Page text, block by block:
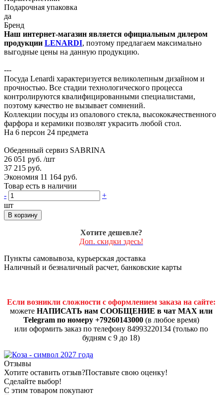
Подарочная упаковка
да
Бренд
Наш интернет-магазин является официальным дилером
продукции LENARDI, поэтому предлагаем максимально
выгодные цены на данную продукцию.
---
Посуда Lenardi характеризуется великолепным дизайном и
прочностью. Все стадии технологического процесса
контролируются квалифицированными специалистами,
поэтому качество не вызывает сомнений.
Коллекции посуды из опалового стекла, высококачественного
фарфора и керамики позволят украсить любой стол.
На 6 персон 24 предмета
Обеденный сервиз SABRINA
26 051 руб. /шт
37 215 руб.
Экономия 11 164 руб.
Товар есть в наличии
-
+
шт
В корзину
Хотите дешевле?
Доп. скидки здесь!
Пункты самовывоза, курьерская доставка
Наличный и безналичный расчет, банковские карты
Если возникли сложности с оформлением заказа на сайте:
можете НАПИСАТЬ нам СООБЩЕНИЕ в чат MAX или
Telegram по номеру +79260143000(в любое время)
или оформить заказ по телефону 84993220134 (только по
будням с 9 до 18)
Отзывы
Хотите оставить отзыв?Поставьте свою оценку!
Сделайте выбор!
С этим товаром покупают